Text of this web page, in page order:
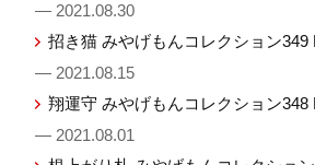
— 2021.08.30
招き猫 みやげもんコレクション349
— 2021.08.15
翔運守 みやげもんコレクション348
— 2021.08.01